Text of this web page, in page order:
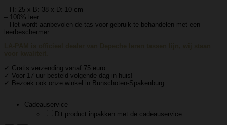
– H: 25 x B: 38 x D: 10 cm
– 100% leer
– Het wordt aanbevolen de tas voor gebruik te behandelen met een
leerbeschermer.
✓ Gratis verzending vanaf 75 euro
✓ Voor 17 uur besteld volgende dag in huis!
✓ Bezoek ook onze winkel in Bunschoten-Spakenburg
Cadeauservice
Dit product inpakken met de cadeauservice